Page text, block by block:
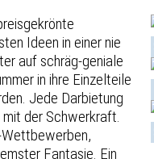
Ideen in einer nie
auf schräg-geniale
in ihre Einzelteile
Jede Darbietung
der Schwerkraft.
Fantasie. Ein